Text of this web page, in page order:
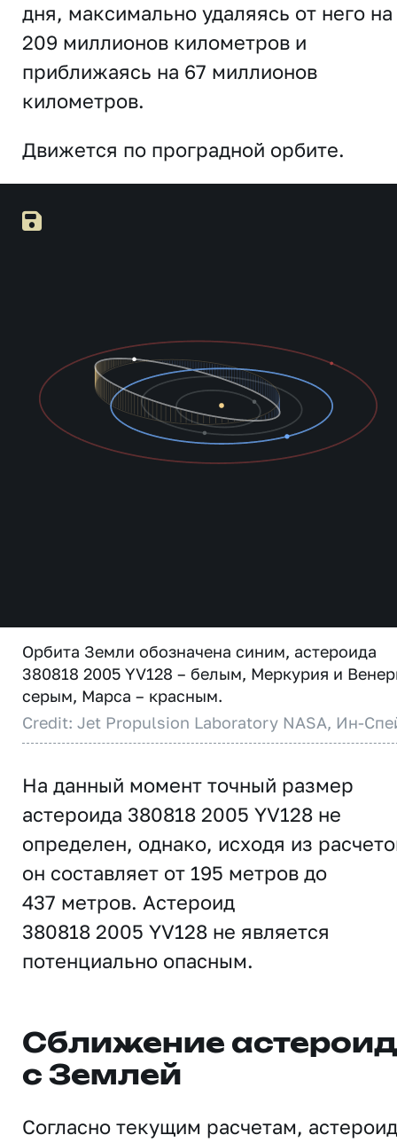
дня, максимально удаляясь от него на
209 миллионов километров и
приближаясь на 67 миллионов
километров.
Движется по проградной орбите.
Орбита Земли обозначена синим, астероида
380818 2005 YV128 – белым, Меркурия и
серым, Марса – красным.
Credit: Jet Propulsion Laboratory NASA, Ин-
На данный момент точный размер
астероида 380818 2005 YV128 не
определен, однако, исходя из
он составляет от 195 метров до
437 метров. Астероид
380818 2005 YV128 не является
потенциально опасным.
Сближение
с Землей
Согласно текущим расчетам, астероид